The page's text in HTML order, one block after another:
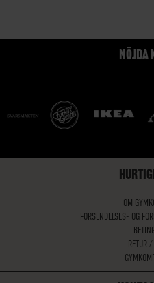
NÖJDA
OM
FORSENDELSES- OG
RETUR